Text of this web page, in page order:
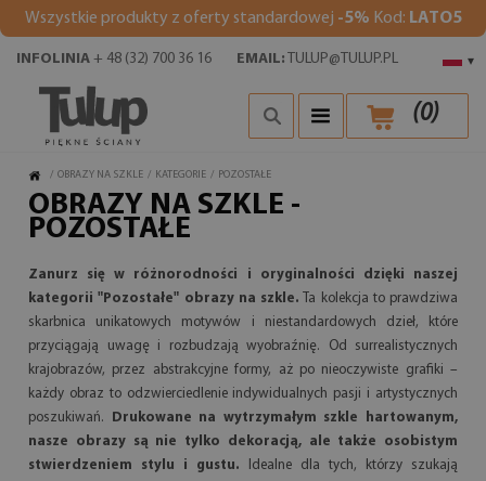
Wszystkie produkty z oferty standardowej -5% Kod: LATO5
▾
INFOLINIA + 48 (32) 700 36 16 EMAIL: TULUP@TULUP.PL
(0)
/ OBRAZY NA SZKLE / KATEGORIE / POZOSTAŁE
OBRAZY NA SZKLE -
POZOSTAŁE
Zanurz się w różnorodności i oryginalności dzięki naszej
kategorii "Pozostałe" obrazy na szkle. Ta kolekcja to prawdziwa
skarbnica unikatowych motywów i niestandardowych dzieł, które
przyciągają uwagę i rozbudzają wyobraźnię. Od surrealistycznych
krajobrazów, przez abstrakcyjne formy, aż po nieoczywiste grafiki –
każdy obraz to odzwierciedlenie indywidualnych pasji i artystycznych
poszukiwań.
Drukowane na wytrzymałym szkle hartowanym,
nasze obrazy są nie tylko dekoracją, ale także osobistym
stwierdzeniem stylu i gustu. Idealne dla tych, którzy szukają